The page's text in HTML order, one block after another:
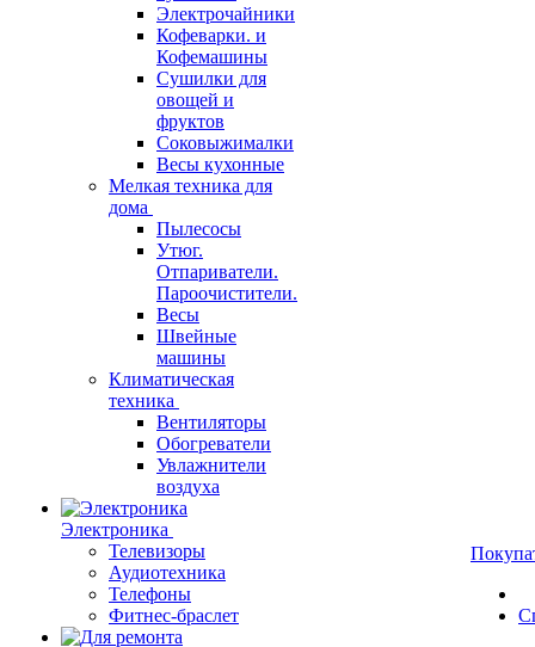
Электрочайники
Кофеварки. и
Кофемашины
Сушилки для
овощей и
фруктов
Соковыжималки
Весы кухонные
Мелкая техника для
дома
Пылесосы
Утюг.
Отпариватели.
Пароочистители.
Весы
Швейные
машины
Климатическая
техника
Вентиляторы
Обогреватели
Увлажнители
воздуха
Электроника
Телевизоры
Аудиотехника
Телефоны
Фитнес-браслет